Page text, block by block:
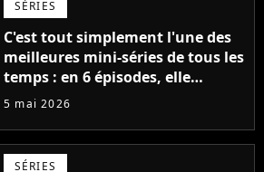
SÉRIES
C'est tout simplement l'une des
meilleures mini-séries de tous les
temps : en 6 épisodes, elle
accomplit plus que d'autres
5 mai 2026
SÉRIES